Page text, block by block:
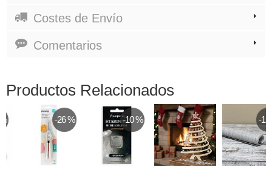
Costes de Envío
Comentarios
Productos Relacionados
-26 % -10 % -15